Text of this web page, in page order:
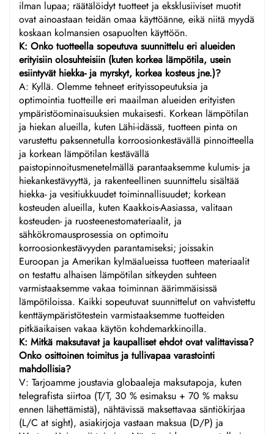
ilman lupaa; räätälöidyt tuotteet ja eksklusiiviset muotit
ovat ainoastaan teidän omaa käyttöänne, eikä niitä myydä
koskaan kolmansien osapuolten käyttöön.
K: Onko tuotteella sopeutuva suunnittelu eri alueiden
erityisiin olosuhteisiin (kuten korkea lämpötila, usein
esiintyvät hiekka- ja myrskyt, korkea kosteus jne.)?
A: Kyllä. Olemme tehneet erityissopeutuksia ja
optimointia tuotteille eri maailman alueiden erityisten
ympäristöominaisuuksien mukaisesti. Korkean lämpötilan
ja hiekan alueilla, kuten Lähi-idässä, tuotteen pinta on
varustettu paksennetulla korroosionkestävällä pinnoitteella
ja korkean lämpötilan kestävällä
paistopinnoitusmenetelmällä parantaaksemme kulumis- ja
hiekankestävyyttä, ja rakenteellinen suunnittelu sisältää
hiekka- ja vesitiukkuudet toiminnallisuudet; korkean
kosteuden alueilla, kuten Kaakkois-Aasiassa, valitaan
kosteuden- ja ruosteenestomateriaalit, ja
sähkökromausprosessia on optimoitu
korroosionkestävyyden parantamiseksi; joissakin
Euroopan ja Amerikan kylmäalueissa tuotteen materiaalit
on testattu alhaisen lämpötilan sitkeyden suhteen
varmistaaksemme vakaa toiminnan äärimmäisissä
lämpötiloissa. Kaikki sopeutuvat suunnittelut on vahvistettu
kenttäympäristötestein varmistaaksemme tuotteiden
pitkäaikaisen vakaa käytön kohdemarkkinoilla.
K: Mitkä maksutavat ja kaupalliset ehdot ovat valittavissa?
Onko osittoinen toimitus ja tullivapaa varastointi
mahdollisia?
V: Tarjoamme joustavia globaaleja maksutapoja, kuten
telegrafista siirtoa (T/T, 30 % esimaksu + 70 % maksu
ennen lähettämistä), nähtävissä maksettavaa säntiökirjaa
(L/C at sight), asiakirjoja vastaan maksua (D/P) ja